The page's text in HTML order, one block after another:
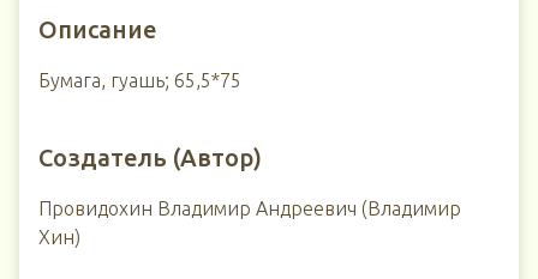
Описание
Бумага, гуашь; 65,5*75
Создатель (Автор)
Провидохин Владимир Андреевич (Владимир
Хин)